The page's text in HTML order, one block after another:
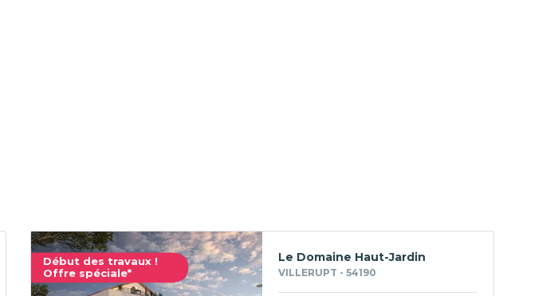
Début des travaux !
Offre spéciale*
Le Domaine Haut-Jardin
VILLERUPT - 54190